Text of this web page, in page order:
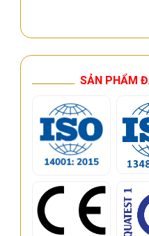
SẢN PHẨM